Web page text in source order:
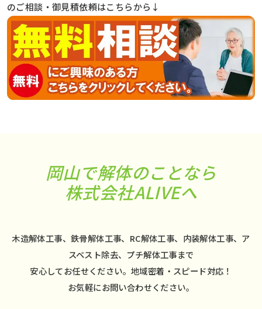
のご相談・御見積依頼はこちらから↓
岡山で解体のことなら
株式会社ALIVEへ
木造解体工事、鉄骨解体工事、RC解体工事、内装解体工事、ア
スベスト除去、プチ解体工事まで
安心してお任せください。地域密着・スピード対応！
お気軽にお問い合わせください。